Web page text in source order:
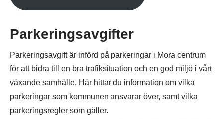
Parkeringsavgifter
Parkeringsavgift är införd på parkeringar i Mora centrum
för att bidra till en bra trafiksituation och en god miljö i vårt
växande samhälle. Här hittar du information om vilka
parkeringar som kommunen ansvarar över, samt vilka
parkeringsregler som gäller.